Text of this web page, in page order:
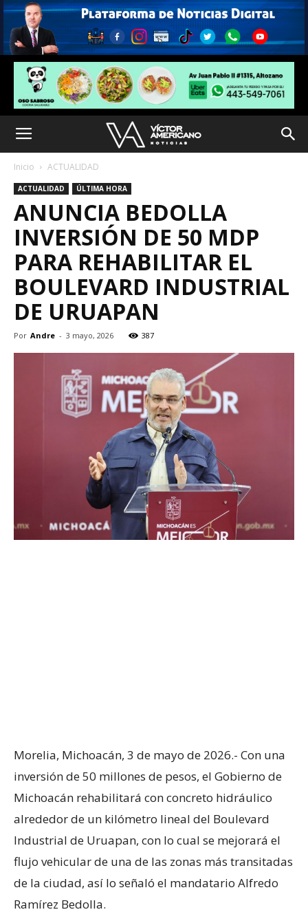
Inicio ACTUALIDAD
ACTUALIDAD ÚLTIMA HORA
ANUNCIA BEDOLLA
INVERSIÓN DE 50 MDP
PARA REHABILITAR EL
BOULEVARD INDUSTRIAL
DE URUAPAN
Por Andre - 3 mayo, 2026 387
Morelia, Michoacán, 3 de mayo de 2026.- Con una
inversión de 50 millones de pesos, el Gobierno de
Michoacán rehabilitará con concreto hidráulico
alrededor de un kilómetro lineal del Boulevard
Industrial de Uruapan, con lo cual se mejorará el
flujo vehicular de una de las zonas más transitadas
de la ciudad, así lo señaló el mandatario Alfredo
Ramírez Bedolla.